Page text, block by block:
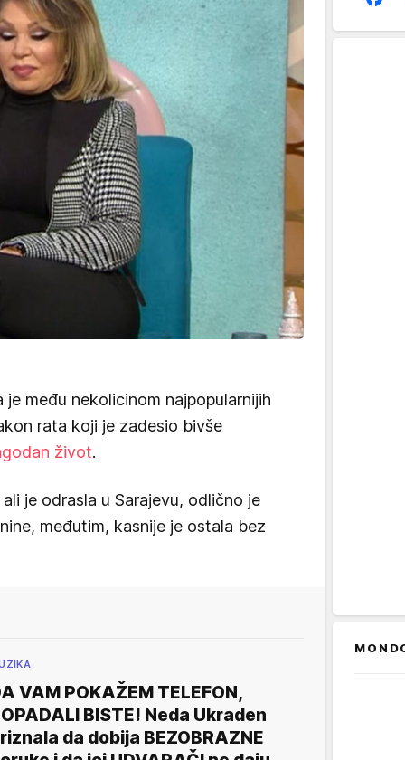
među nekolicinom najpopularnijih
rata koji je zadesio bivše
život.
je odrasla u Sarajevu, odlično je
međutim, kasnije je ostala bez
VAM POKAŽEM TELEFON,
BISTE! Neda Ukraden
da dobija BEZOBRAZNE